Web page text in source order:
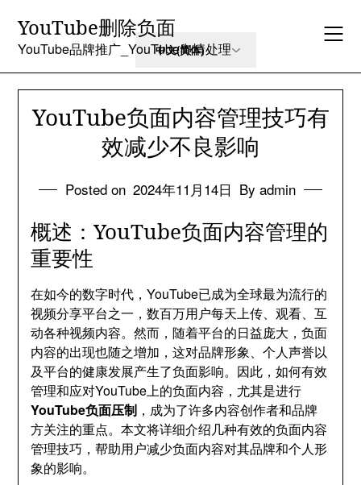
content
YouTube删除负面
YouTube品牌推广_YouTube舆情处理
YouTube负面内容管理技巧有
效减少不良影响
Posted on 2024年11月14日 By admin
概述：YouTube负面内容管理的
重要性
在如今的数字时代，YouTube已成为全球最为流行的
视频分享平台之一，数百万用户每天上传、观看、互
动各种视频内容。然而，随着平台的日益庞大，负面
内容的出现也随之增加，这对品牌形象、个人声誉以
及平台的健康发展产生了负面影响。因此，如何有效
管理和应对YouTube上的负面内容，尤其是进行
YouTube负面压制 ，成为了许多内容创作者和品牌
方关注的重点。本文将详细介绍几种有效的负面内容
管理技巧，帮助用户减少负面内容对其品牌和个人形
象的影响。